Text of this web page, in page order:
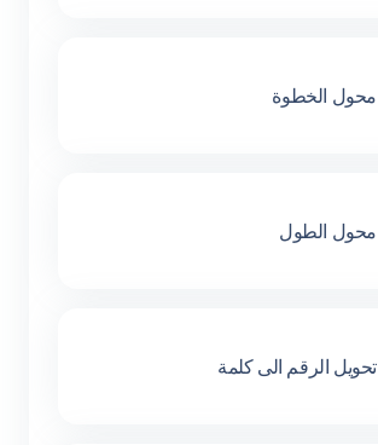
محول الخطوة
محول الطول
تحويل الرقم الى كلمة